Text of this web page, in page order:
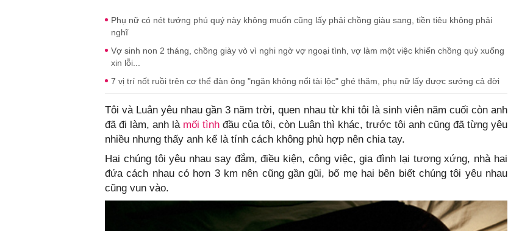
Phụ nữ có nét tướng phú quý này không muốn cũng lấy phải chồng giàu sang, tiền tiêu không phải
nghĩ
Vợ sinh non 2 tháng, chồng giày vò vì nghi ngờ vợ ngoại tình, vợ làm một việc khiến chồng quỳ xuống
xin lỗi...
7 vị trí nốt ruồi trên cơ thể đàn ông "ngăn không nổi tài lộc" ghé thăm, phụ nữ lấy được sướng cả đời
Tôi và Luân yêu nhau gần 3 năm trời, quen nhau từ khi tôi là sinh viên năm cuối còn anh
đã đi làm, anh là mối tình đầu của tôi, còn Luân thì khác, trước tôi anh cũng đã từng yêu
nhiều nhưng thấy anh kể là tính cách không phù hợp nên chia tay.
Hai chúng tôi yêu nhau say đắm, điều kiện, công việc, gia đình lại tương xứng, nhà hai
đứa cách nhau có hơn 3 km nên cũng gần gũi, bố mẹ hai bên biết chúng tôi yêu nhau
cũng vun vào.